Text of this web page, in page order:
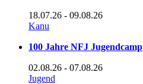
18.07.26 - 09.08.26
Kanu
100 Jahre NFJ Jugendcamp
02.08.26 - 07.08.26
Jugend